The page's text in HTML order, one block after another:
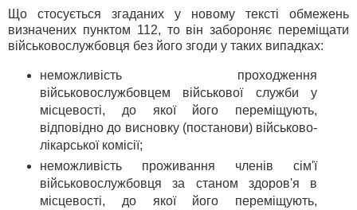
Що стосується згаданих у новому тексті обмежень
визначених пунктом 112, то він забороняє переміщати
військовослужбовця без його згоди у таких випадках:
неможливість проходження
військовослужбовцем військової служби у
місцевості, до якої його переміщують,
відповідно до висновку (постанови) військово-
лікарської комісії;
неможливість проживання членів сім'ї
військовослужбовця за станом здоров'я в
місцевості, до якої його переміщують,